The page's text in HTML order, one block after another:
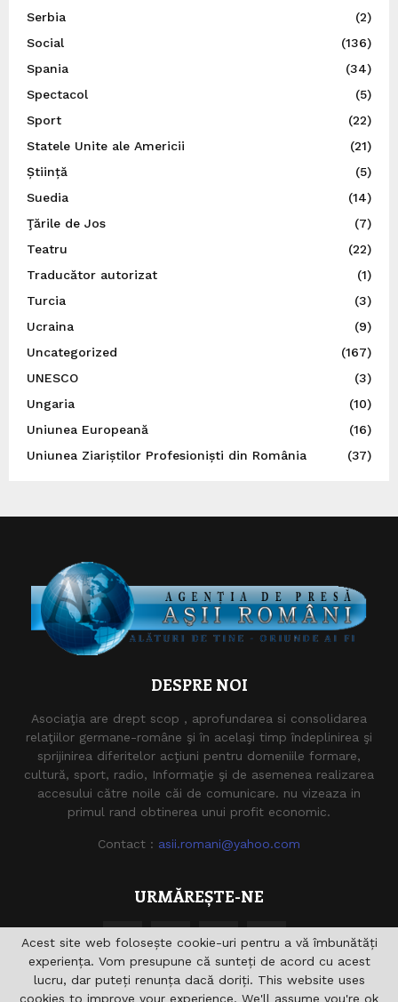
Serbia
(2)
Social
(136)
Spania
(34)
Spectacol
(5)
Sport
(22)
Statele Unite ale Americii
(21)
Știință
(5)
Suedia
(14)
Ţările de Jos
(7)
Teatru
(22)
Traducător autorizat
(1)
Turcia
(3)
Ucraina
(9)
Uncategorized
(167)
UNESCO
(3)
Ungaria
(10)
Uniunea Europeană
(16)
Uniunea Ziariștilor Profesioniști din România
(37)
DESPRE NOI
Asociaţia are drept scop , aprofundarea si consolidarea
relaţiilor germane-române şi în acelaşi timp îndeplinirea şi
sprijinirea diferitelor acţiuni pentru domeniile formare,
cultură, sport, radio, Informaţie şi de asemenea realizarea
accesului către noile căi de comunicare. nu vizeaza in
primul rand obtinerea unui profit economic.
Contact : asii.romani@yahoo.com
URMĂREȘTE-NE
Acest site web folosește cookie-uri pentru a vă îmbunătăți
experiența. Vom presupune că sunteți de acord cu acest
lucru, dar puteți renunța dacă doriți. This website uses
cookies to improve your experience. We'll assume you're ok